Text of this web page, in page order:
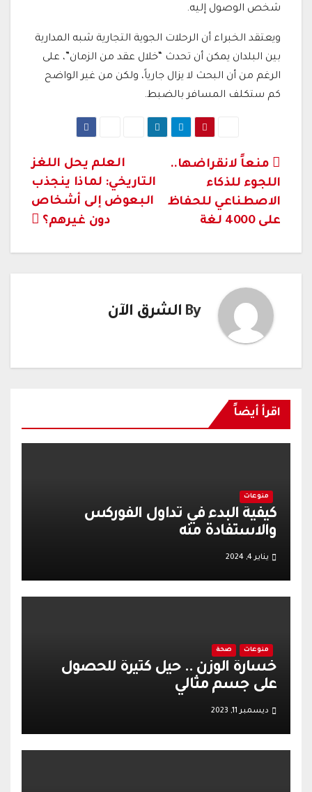
شخص الوصول إليه.
ويعتقد الخبراء أن الرحلات الجوية التجارية شبه المدارية
بين البلدان يمكن أن تحدث “خلال عقد من الزمان”، على
الرغم من أن البحث لا يزال جارياً، ولكن من غير الواضح
كم ستكلف المسافر بالضبط.
تصفّح
المقالات
العلم يحل اللغز
التاريخي: لماذا ينجذب
البعوض إلى أشخاص
دون غيرهم؟
منعاً لانقراضها..
اللجوء للذكاء
الاصطناعي للحفاظ
على 4000 لغة
By الشرق الآن
اقرأ أيضاً
منوعات
كيفية البدء في تداول الفوركس
والاستفادة منه
يناير 4, 2024
منوعات صحة
خسارة الوزن .. حيل كثيرة للحصول
على جسم مثالي
ديسمبر 11, 2023